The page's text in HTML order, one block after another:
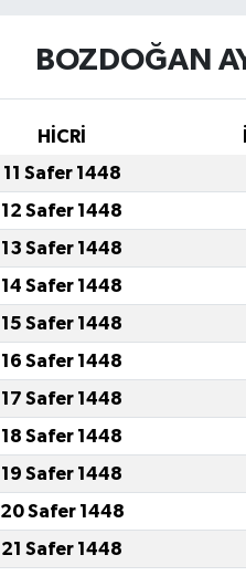
BOZDOĞAN
HİCRİ
11 Safer 1448
12 Safer 1448
13 Safer 1448
14 Safer 1448
15 Safer 1448
16 Safer 1448
17 Safer 1448
18 Safer 1448
19 Safer 1448
20 Safer 1448
21 Safer 1448